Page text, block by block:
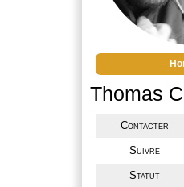
Thomas
Contacter
Suivre
Statut